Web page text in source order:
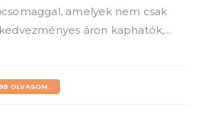
amelyek nem csak
áron kaphatók,...
OLVASOM...